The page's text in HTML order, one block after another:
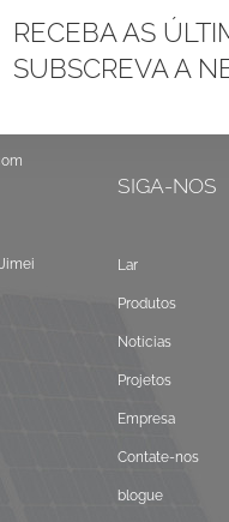
RECEBA AS
SUBSCREVA A
SIGA-NOS
Lar
Produtos
Notícias
Projetos
Empresa
Contate-nos
blogue